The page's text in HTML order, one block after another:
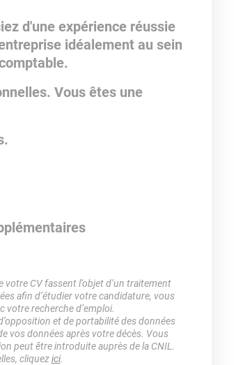
d'une expérience réussie
idéalement au sein
Vous êtes une
CV fassent l’objet d’un traitement
afin d’étudier votre candidature, vous
votre recherche d’emploi.
et de portabilité des données
vos données après votre décès. Vous
peut être introduite auprès de la CNIL.
cliquezici.